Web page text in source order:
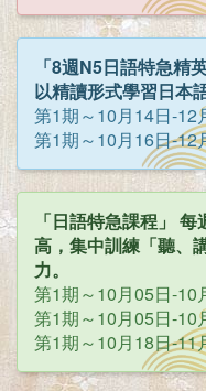
「8週N5日語特急精
以精讀形式學習日本
第1期～10月14日-12
第1期～10月16日-12
「日語特急課程」
高，集中訓練「聽、
力。
第1期～10月05日-10
第1期～10月05日-10
第1期～10月18日-11